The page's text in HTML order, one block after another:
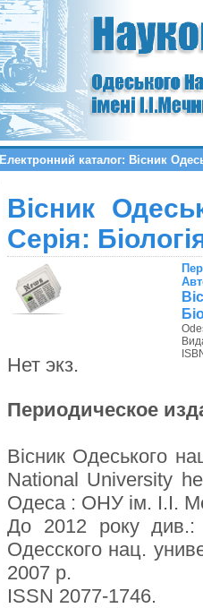
Електронний каталог: Вісник
Вісник
Серія:
Нет экз.
Периодическое
Вісник Одеського
National University
Одеса : ОНУ ім. І.І.
До 2012 року див.:
Одесского нац.
2007 р.
ISSN 2077-1746.